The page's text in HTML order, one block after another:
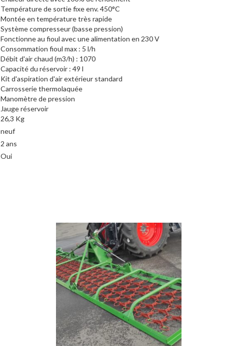
Température de sortie fixe env. 450°C
Montée en température très rapide
Système compresseur (basse pression)
Fonctionne au fioul avec une alimentation en 230 V
Consommation fioul max : 5 l/h
Débit d'air chaud (m3/h) : 1070
Capacité du réservoir : 49 l
Kit d'aspiration d'air extérieur standard
Carrosserie thermolaquée
Manomètre de pression
Jauge réservoir
26,3 Kg
neuf
2 ans
Oui